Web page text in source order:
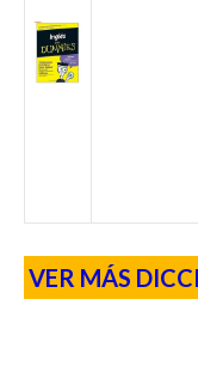
VER MÁS